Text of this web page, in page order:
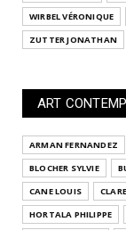
WIRBEL VÉRONIQUE
ZUTTER JONATHAN
ART
ARMAN FERNANDEZ
BLOCHER SYLVIE
CANE LOUIS
HORTALA PHILIPPE